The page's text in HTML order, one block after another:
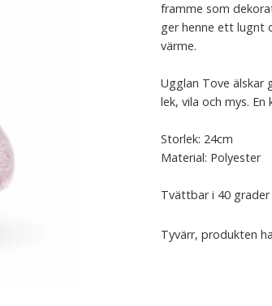
framme som
ger henne ett lugnt
värme.
Ugglan Tove älskar
lek, vila och mys.
Storlek: 24cm
Material: Polyester
Tvättbar i 40 grader
Tyvärr, produkten